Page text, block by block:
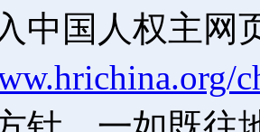
中国人权主网